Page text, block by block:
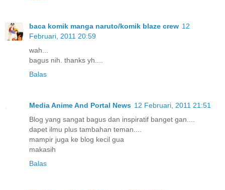
baca komik manga naruto/komik blaze crew 12
Februari, 2011 20:59
wah...
bagus nih. thanks yh....
Balas
Media Anime And Portal News 12 Februari, 2011 21:51
Blog yang sangat bagus dan inspiratif banget gan....
dapet ilmu plus tambahan teman....
mampir juga ke blog kecil gua
makasih
Balas